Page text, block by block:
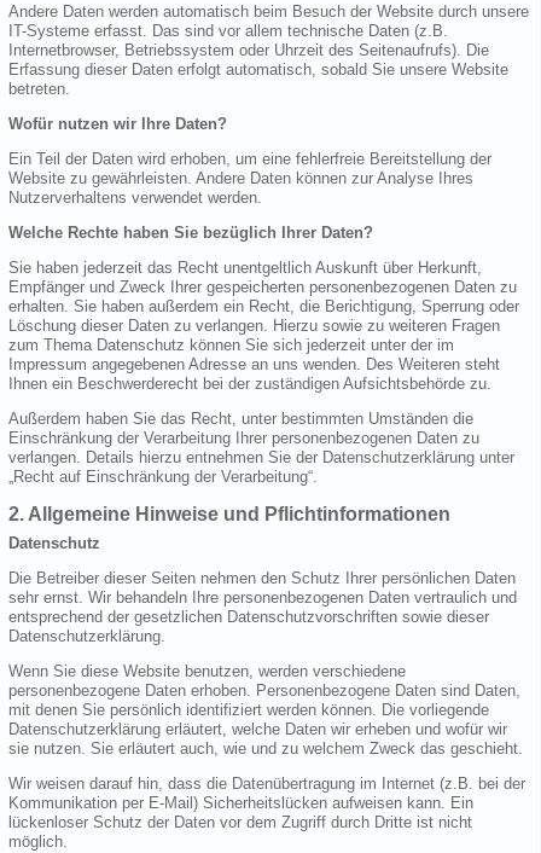
Andere Daten werden automatisch beim Besuch der Website durch unsere
IT-Systeme erfasst. Das sind vor allem technische Daten (z.B.
Internetbrowser, Betriebssystem oder Uhrzeit des Seitenaufrufs). Die
Erfassung dieser Daten erfolgt automatisch, sobald Sie unsere Website
betreten.
Wofür nutzen wir Ihre Daten?
Ein Teil der Daten wird erhoben, um eine fehlerfreie Bereitstellung der
Website zu gewährleisten. Andere Daten können zur Analyse Ihres
Nutzerverhaltens verwendet werden.
Welche Rechte haben Sie bezüglich Ihrer Daten?
Sie haben jederzeit das Recht unentgeltlich Auskunft über Herkunft,
Empfänger und Zweck Ihrer gespeicherten personenbezogenen Daten zu
erhalten. Sie haben außerdem ein Recht, die Berichtigung, Sperrung oder
Löschung dieser Daten zu verlangen. Hierzu sowie zu weiteren Fragen
zum Thema Datenschutz können Sie sich jederzeit unter der im
Impressum angegebenen Adresse an uns wenden. Des Weiteren steht
Ihnen ein Beschwerderecht bei der zuständigen Aufsichtsbehörde zu.
Außerdem haben Sie das Recht, unter bestimmten Umständen die
Einschränkung der Verarbeitung Ihrer personenbezogenen Daten zu
verlangen. Details hierzu entnehmen Sie der Datenschutzerklärung unter
„Recht auf Einschränkung der Verarbeitung“.
2. Allgemeine Hinweise und Pflichtinformationen
Datenschutz
Die Betreiber dieser Seiten nehmen den Schutz Ihrer persönlichen Daten
sehr ernst. Wir behandeln Ihre personenbezogenen Daten vertraulich und
entsprechend der gesetzlichen Datenschutzvorschriften sowie dieser
Datenschutzerklärung.
Wenn Sie diese Website benutzen, werden verschiedene
personenbezogene Daten erhoben. Personenbezogene Daten sind Daten,
mit denen Sie persönlich identifiziert werden können. Die vorliegende
Datenschutzerklärung erläutert, welche Daten wir erheben und wofür wir
sie nutzen. Sie erläutert auch, wie und zu welchem Zweck das geschieht.
Wir weisen darauf hin, dass die Datenübertragung im Internet (z.B. bei der
Kommunikation per E-Mail) Sicherheitslücken aufweisen kann. Ein
lückenloser Schutz der Daten vor dem Zugriff durch Dritte ist nicht
möglich.